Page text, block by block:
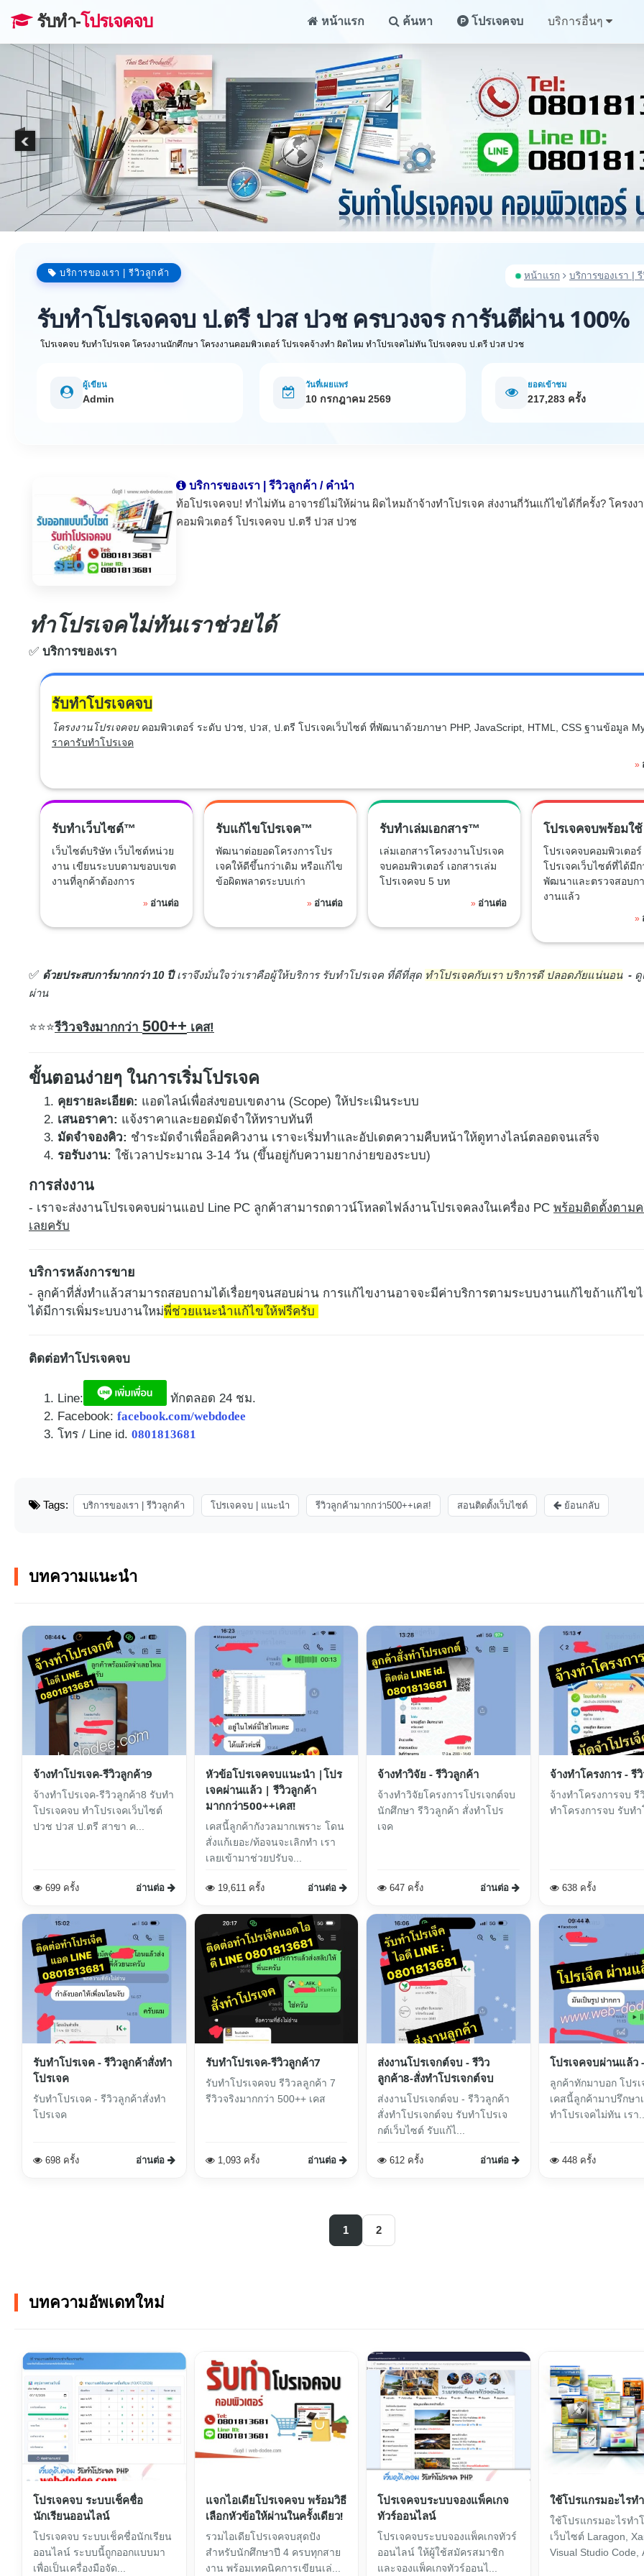
รับทำ-โปรเจคจบ หน้าแรก ค้นหา โปรเจคจบ บริการอื่นๆ
บริการของเรา | รีวิวลูกค้า หน้าแรก บริการของเรา |
รับทำโปรเจคจบ ป.ตรี ปวส ปวช ครบวงจร การันตีผ่าน 100%
โปรเจคจบ รับทำโปรเจค โครงงานนักศึกษา โครงงานคอมพิวเตอร์ โปรเจคจ้างทำ ผิดไหม ทำโปรเจคไม่ทัน โปรเจคจบ ป.ตรี ปวส ปวช
ผู้เขียน
Admin
วันที่เผยแพร่
10 กรกฎาคม 2569
ยอดเข้าชม
217,283 ครั้ง
บริการของเรา | รีวิวลูกค้า / คำนำ
ท้อโปรเจคจบ! ทำไม่ทัน อาจารย์ไม่ให้ผ่าน ผิดไหมถ้าจ้างทำโปรเจค ส่งงานกี่วันแก้ไขได้กี่ครั้ง? โครงง
คอมพิวเตอร์ โปรเจคจบ ป.ตรี ปวส ปวช
ทำโปรเจคไม่ทันเราช่วยได้
✅ บริการของเรา
รับทำโปรเจคจบ
โครงงานโปรเจคจบ คอมพิวเตอร์ ระดับ ปวช, ปวส, ป.ตรี โปรเจคเว็บไซต์ ที่พัฒนาด้วยภาษา PHP, JavaScript, HTML, CSS ฐานข้อมูล
ราคารับทำโปรเจค
»
รับทำเว็บไซต์™
เว็บไซต์บริษัท เว็บไซต์หน่วย
งาน เขียนระบบตามขอบเขต
งานที่ลูกค้าต้องการ
» อ่านต่อ
รับแก้ไขโปรเจค™
พัฒนาต่อยอดโครงการโปร
เจคให้ดีขึ้นกว่าเดิม หรือแก้ไข
ข้อผิดพลาดระบบเก่า
» อ่านต่อ
รับทำเล่มเอกสาร™
เล่มเอกสารโครงงานโปรเจค
จบคอมพิวเตอร์ เอกสารเล่ม
โปรเจคจบ 5 บท
» อ่านต่อ
โปรเจคจบพร้อมใช้
โปรเจคจบคอมพิวเตอร์
โปรเจคเว็บไซต์ที่ได้มีก
พัฒนาและตรวจสอบก
งานแล้ว
»
✅ ด้ว​ยประสบการ์มากกว่า 10 ปีเราจึงมั่นใจว่าเราคือผู้ให้บริการ รับทำโปรเจค ที่ดีที่สุด ทำโปรเจคกับเรา บริการดี ปลอดภัยแน่นอน -
ผ่าน
⭐⭐⭐รีวิวจริงมากกว่า 500++ เคส!
ขั้นตอนง่ายๆ ในการเริ่มโปรเจค
คุยรายละเอียด: แอดไลน์เพื่อส่งขอบเขตงาน (Scope) ให้ประเมินระบบ
เสนอราคา: แจ้งราคาและยอดมัดจำให้ทราบทันที
มัดจำจองคิว: ชำระมัดจำเพื่อล็อคคิวงาน เราจะเริ่มทำและอัปเดตความคืบหน้าให้ดูทางไลน์ตลอดจนเสร็จ
รอรับงาน: ใช้เวลาประมาณ 3-14 วัน (ขึ้นอยู่กับความยากง่ายของระบบ)
การส่งงาน
- เราจะส่งงานโปรเจคจบผ่านแอป Line PC ลูกค้าสามารถดาวน์โหลดไฟล์งานโปรเจคลงในเครื่อง PC พร้อมติดตั้งตาม
เลยครับ
บริการหลังการขาย
- ลูกค้าที่สั่งทำแล้วสามารถสอบถามได้เรื่อยๆจนสอบผ่าน การแก้ไขงานอาจจะมีค่าบริการตามระบบงานแก้ไขถ้าแก้ไขไ
ได้มีการเพิ่มระบบงานใหม่พี่ช่วยแนะนำแก้ไขให้ฟรีครับ
ติดต่อทำโปรเจคจบ
Line:
ทักตลอด 24 ชม.​
Facebook: facebook.com/webdodee
โทร / Line id. 0801813681
Tags: บริการของเรา | รีวิวลูกค้า โปรเจคจบ | แนะนำ รีวิวลูกค้ามากกว่า500++เคส! สอนติดตั้งเว็บไซต์ ย้อนกลับ
บทความแนะนำ
จ้างทำโปรเจค-รีวิวลูกค้า9
จ้างทำโปรเจค-รีวิวลูกค้า8 รับทำ
โปรเจคจบ ทำโปรเจคเว็บไซต์
ปวช ปวส ป.ตรี สาขา ค...
699 ครั้ง อ่านต่อ
หัวข้อโปรเจคจบแนะนำ |โปร
เจคผ่านแล้ว | รีวิวลูกค้า
มากกว่า500++เคส!
เคสนี้ลูกค้ากังวลมากเพราะ โดน
สั่งแก้เยอะ/ท้อจนจะเลิกทำ เรา
เลยเข้ามาช่วยปรับจ...
19,611 ครั้ง อ่านต่อ
จ้างทำวิจัย - รีวิวลูกค้า
จ้างทำวิจัยโครงการโปรเจกต์จบ
นักศึกษา รีวิวลูกค้า สั่งทำโปร
เจค
647 ครั้ง อ่านต่อ
จ้างทำโครงการ - รี
จ้างทำโครงการจบ รี
ทำโครงการจบ รับทำ
638 ครั้ง
รับทำโปรเจค - รีวิวลูกค้าสั่งทำ
โปรเจค
รับทำโปรเจค - รีวิวลูกค้าสั่งทำ
โปรเจค
698 ครั้ง อ่านต่อ
รับทำโปรเจค-รีวิวลูกค้า7
รับทำโปรเจคจบ รีวิวลลูกค้า 7
รีวิวจริงมากกว่า 500++ เคส
1,093 ครั้ง อ่านต่อ
ส่งงานโปรเจกต์จบ - รีวิว
ลูกค้า8-สั่งทำโปรเจกต์จบ
ส่งงานโปรเจกต์จบ - รีวิวลูกค้า
สั่งทำโปรเจกต์จบ รับทำโปรเจ
กต์เว็บไซต์ รับแก้ไ...
612 ครั้ง อ่านต่อ
โปรเจคจบผ่านแล้ว
ลูกค้าทักมาบอก โปร
เคสนี้ลูกค้ามาปรึกษา
ทำโปรเจคไม่ทัน เรา...
448 ครั้ง
1 2
บทความอัพเดทใหม่
โปรเจคจบ ระบบเช็คชื่อ
นักเรียนออนไลน์
โปรเจคจบ ระบบเช็คชื่อนักเรียน
ออนไลน์ ระบบนี้ถูกออกแบบมา
เพื่อเป็นเครื่องมือจัด...
แจกไอเดียโปรเจคจบ พร้อมวิธี
เลือกหัวข้อให้ผ่านในครั้งเดียว!
รวมไอเดียโปรเจคจบสุดปัง
สำหรับนักศึกษาปี 4 ครบทุกสาย
งาน พร้อมเทคนิคการเขียนเล่...
โปรเจคจบระบบจองแพ็คเกจ
ทัวร์ออนไลน์
โปรเจคจบระบบจองแพ็คเกจทัวร์
ออนไลน์ ให้ผู้ใช้สมัครสมาชิก
และจองแพ็คเกจทัวร์ออนไ...
ใช้โปรแกรมอะไรท
ใช้โปรแกรมอะไรทำ
เว็บไซต์ Laragon,
Visual Studio Code,